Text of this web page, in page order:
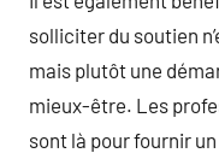
solliciter du soutien
mais plutôt une
mieux-être. Les
sont là pour fournir